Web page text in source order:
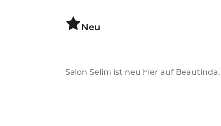
Neu
Salon Selim ist neu hier auf Beautinda.